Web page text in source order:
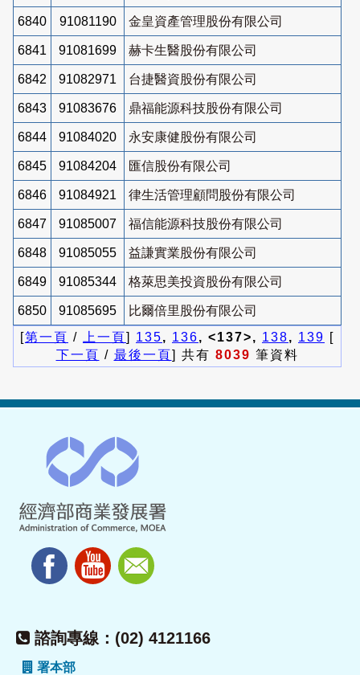
6840 91081190 金皇資產管理股份有限公司
6841 91081699 赫卡生醫股份有限公司
6842 91082971 台捷醫資股份有限公司
6843 91083676 鼎福能源科技股份有限公司
6844 91084020 永安康健股份有限公司
6845 91084204 匯信股份有限公司
6846 91084921 律生活管理顧問股份有限公司
6847 91085007 福信能源科技股份有限公司
6848 91085055 益謙實業股份有限公司
6849 91085344 格萊思美投資股份有限公司
6850 91085695
比爾倍里股份有限公司
[第一頁 / 上一頁] 135, 136, <137>, 138, 139 [
下一頁 / 最後一頁] 共有 8039 筆資料
諮詢專線：(02) 4121166
署本部